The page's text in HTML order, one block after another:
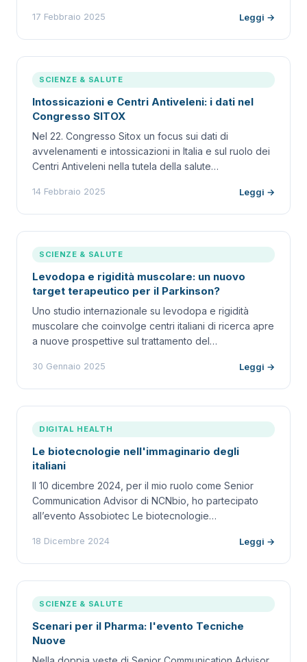
17 Febbraio 2025 Leggi →
SCIENZE & SALUTE
Intossicazioni e Centri Antiveleni: i dati nel
Congresso SITOX
Nel 22. Congresso Sitox un focus sui dati di
avvelenamenti e intossicazioni in Italia e sul ruolo dei
Centri Antiveleni nella tutela della salute…
14 Febbraio 2025 Leggi →
SCIENZE & SALUTE
Levodopa e rigidità muscolare: un nuovo
target terapeutico per il Parkinson?
Uno studio internazionale su levodopa e rigidità
muscolare che coinvolge centri italiani di ricerca apre
a nuove prospettive sul trattamento del…
30 Gennaio 2025 Leggi →
DIGITAL HEALTH
Le biotecnologie nell'immaginario degli
italiani
Il 10 dicembre 2024, per il mio ruolo come Senior
Communication Advisor di NCNbio, ho partecipato
all’evento Assobiotec Le biotecnologie…
18 Dicembre 2024 Leggi →
SCIENZE & SALUTE
Scenari per il Pharma: l'evento Tecniche
Nuove